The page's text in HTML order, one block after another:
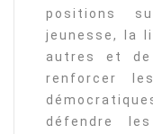
positions
jeunesse, la
autres et
renforcer
défendre